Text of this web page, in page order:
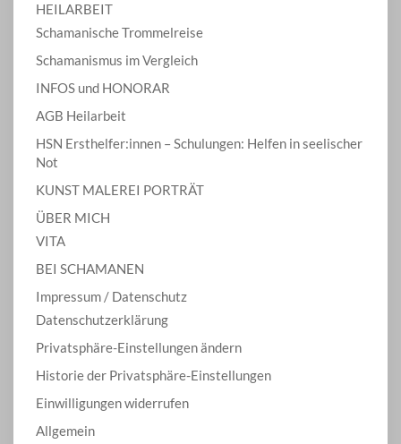
HEILARBEIT
Schamanische Trommelreise
Schamanismus im Vergleich
INFOS und HONORAR
AGB Heilarbeit
HSN Ersthelfer:innen – Schulungen: Helfen in seelischer
Not
KUNST MALEREI PORTRÄT
ÜBER MICH
VITA
BEI SCHAMANEN
Impressum / Datenschutz
Datenschutzerklärung
Privatsphäre-Einstellungen ändern
Historie der Privatsphäre-Einstellungen
Einwilligungen widerrufen
Allgemein